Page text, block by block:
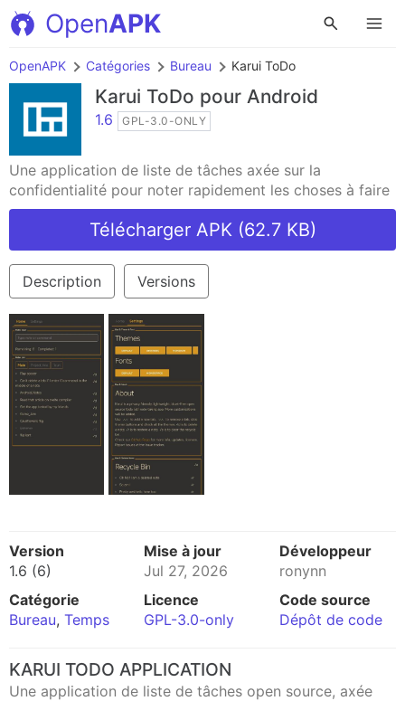
OpenAPK
OpenAPK Catégories Bureau Karui ToDo
Karui ToDo pour Android
1.6 GPL-3.0-ONLY
Une application de liste de tâches axée sur la
confidentialité pour noter rapidement les choses à faire
Télécharger APK (62.7 KB)
Description Versions
Version
1.6 (6)
Mise à jour
Jul 27, 2026
Développeur
ronynn
Catégorie
Bureau, Temps
Licence
GPL-3.0-only
Code source
Dépôt de code
KARUI TODO APPLICATION
Une application de liste de tâches open source, axée